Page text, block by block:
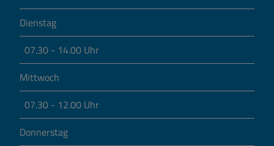
Dienstag
07.30 - 14.00 Uhr
Mittwoch
07.30 - 12.00 Uhr
Donnerstag